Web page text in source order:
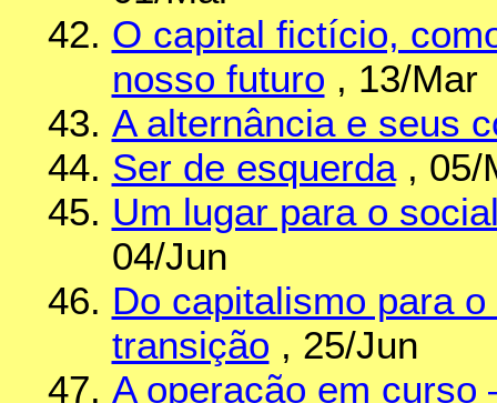
O capital fictício,
nosso futuro , 13/Mar
A alternância e seus
Ser de esquerda, 05/
Um lugar para o
04/Jun
Do capitalismo para
transição , 25/Jun
A operação em curso